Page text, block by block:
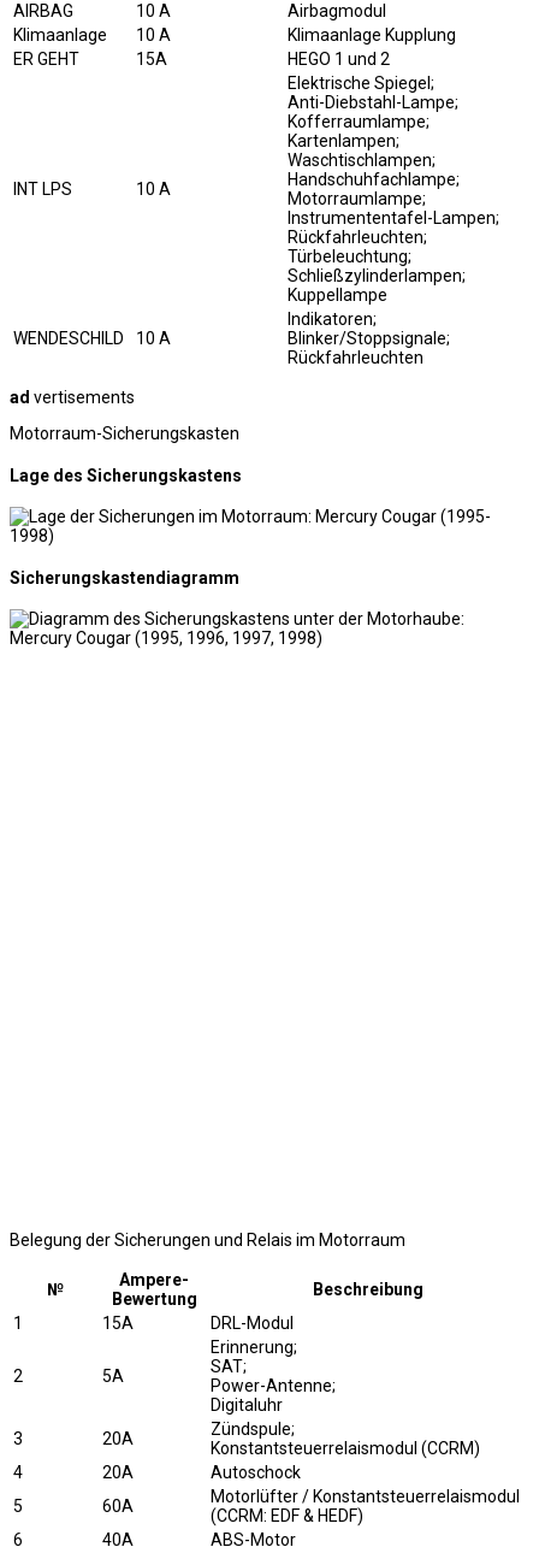
AIRBAG 10 A
Airbagmodul
Klimaanlage
10 A
Klimaanlage Kupplung
ER GEHT
15A HEGO 1 und 2
INT LPS 10 A
Elektrische Spiegel;
Anti-Diebstahl-Lampe;
Kofferraumlampe;
Kartenlampen;
Waschtischlampen;
Handschuhfachlampe;
Motorraumlampe;
Instrumententafel-Lampen;
Rückfahrleuchten;
Türbeleuchtung;
Schließzylinderlampen;
Kuppellampe
WENDESCHILD 10 A
Indikatoren;
Blinker/Stoppsignale;
Rückfahrleuchten
ad vertisements
Motorraum-Sicherungskasten
Lage des Sicherungskastens
Sicherungskastendiagramm
Belegung der Sicherungen und Relais im Motorraum
№
Ampere-
Bewertung
Beschreibung
1
15A DRL-Modul
2 5A
Erinnerung;
SAT;
Power-Antenne;
Digitaluhr
3
20A
Zündspule;
Konstantsteuerrelaismodul (CCRM)
4
20A
Autoschock
5
60A
Motorlüfter / Konstantsteuerrelaismodul
(CCRM: EDF & HEDF)
6
40A ABS-Motor